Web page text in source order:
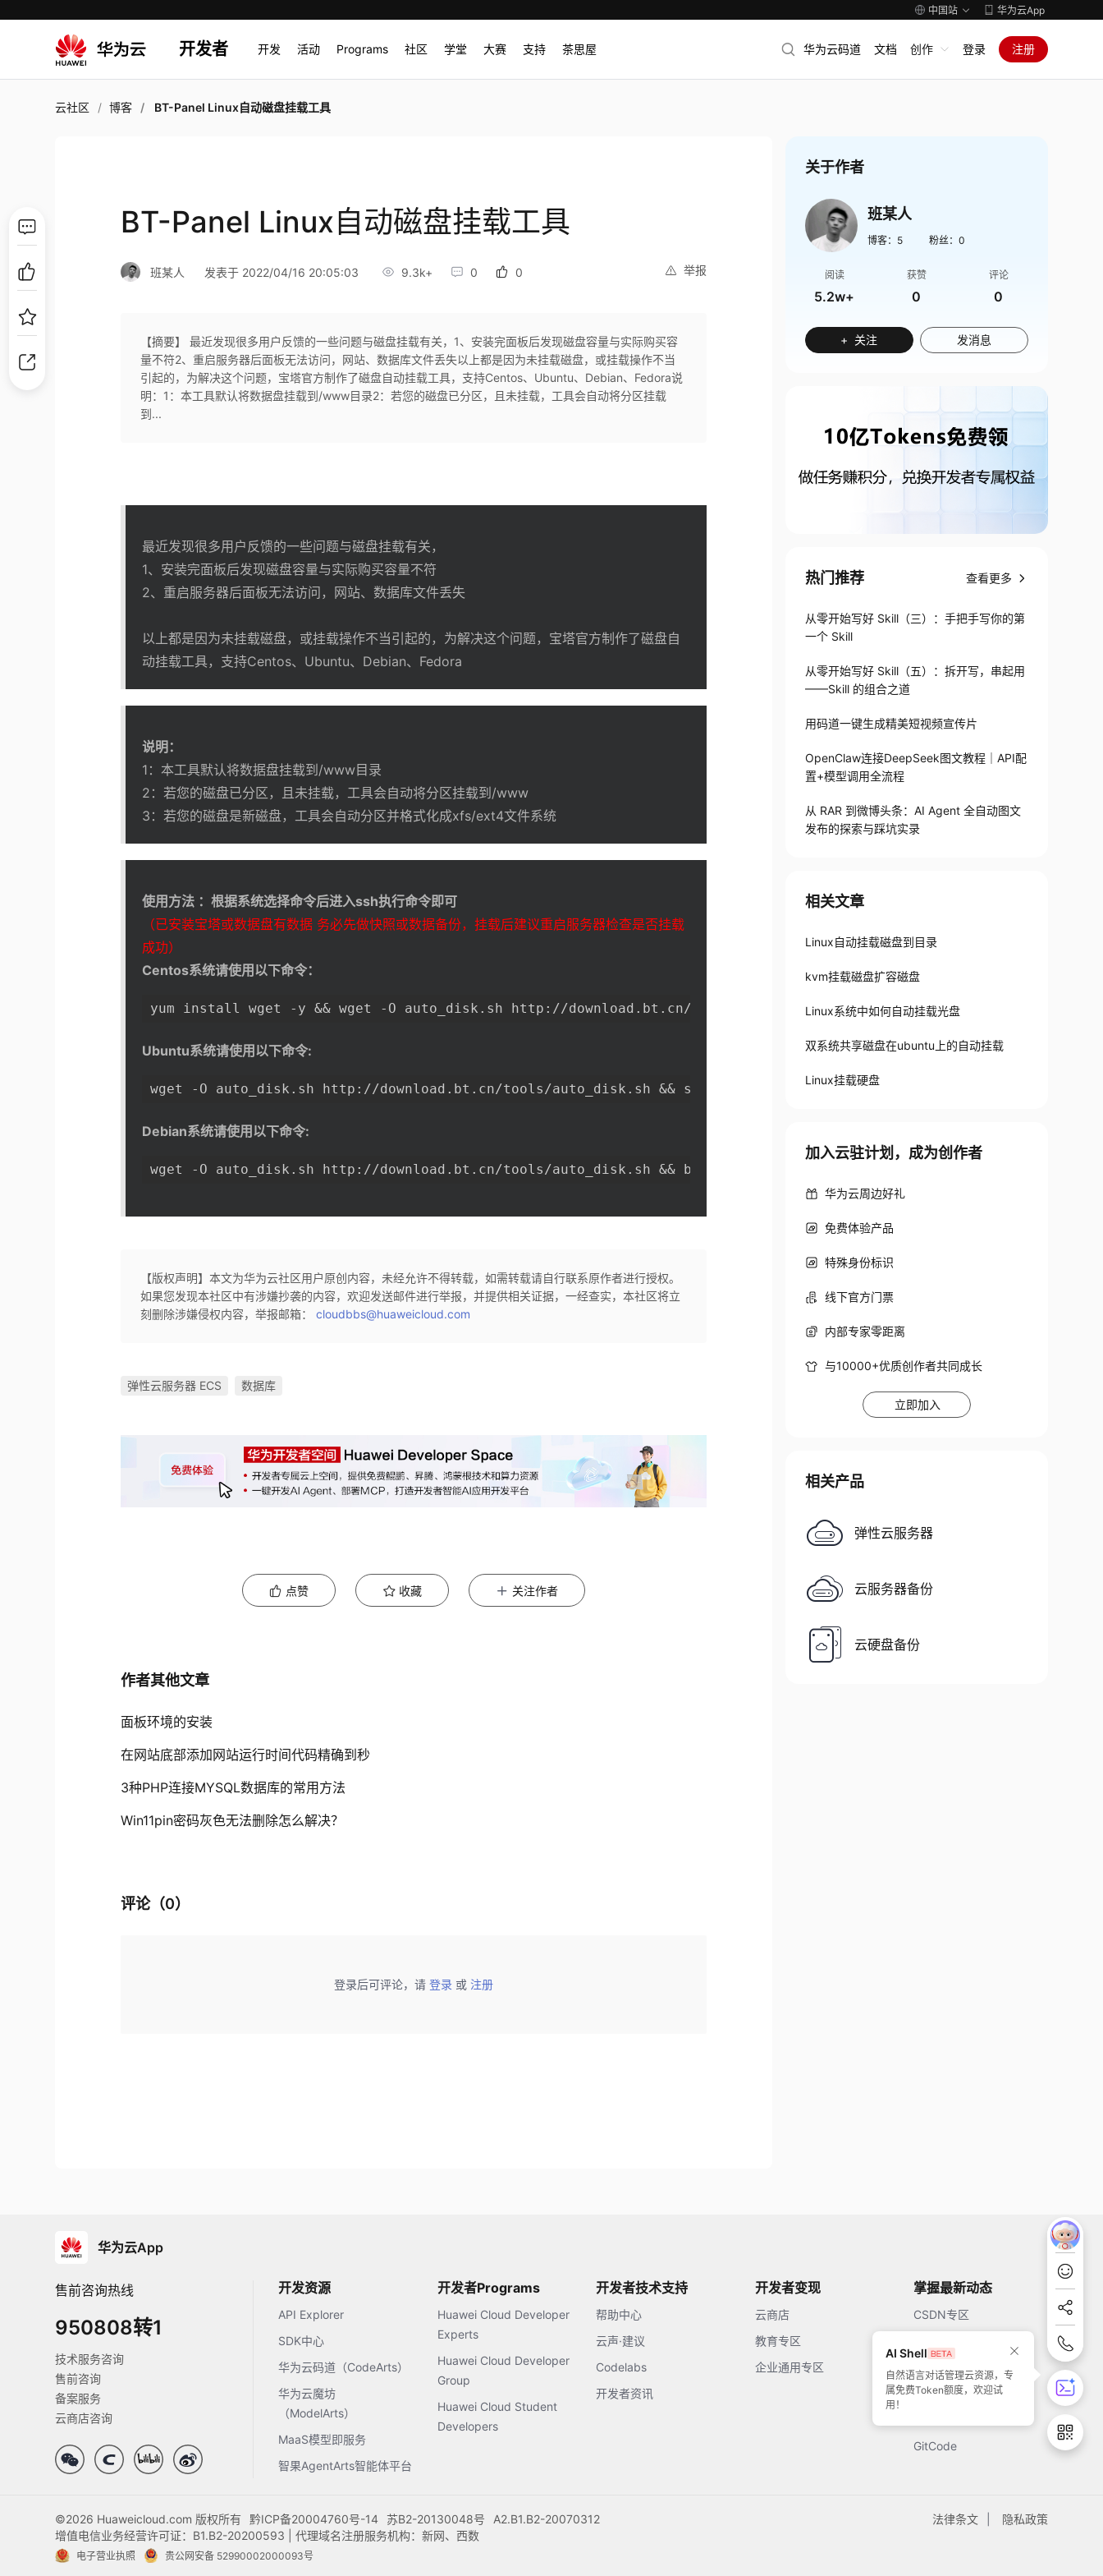
中国站 华为云App
开发者 开发 活动 Programs 社区 学堂 大赛 支持 茶思屋 华为云码道 文档 创作 登录 注册
云社区 博客 BT-Panel Linux自动磁盘挂载工具
BT-Panel Linux自动磁盘挂载工具
举报
班某人 发表于 2022/04/16 20:05:03 9.3k+ 0 0
【摘要】 最近发现很多用户反馈的一些问题与磁盘挂载有关，1、安装完面板后发现磁盘容量与实际购买容
量不符2、重启服务器后面板无法访问，网站、数据库文件丢失以上都是因为未挂载磁盘，或挂载操作不当
引起的，为解决这个问题，宝塔官方制作了磁盘自动挂载工具，支持Centos、Ubuntu、Debian、Fedora说
明：1：本工具默认将数据盘挂载到/www目录2：若您的磁盘已分区，且未挂载，工具会自动将分区挂载
到...
最近发现很多用户反馈的一些问题与磁盘挂载有关，
1、安装完面板后发现磁盘容量与实际购买容量不符
2、重启服务器后面板无法访问，网站、数据库文件丢失
以上都是因为未挂载磁盘，或挂载操作不当引起的，为解决这个问题，宝塔官方制作了磁盘自
动挂载工具，支持Centos、Ubuntu、Debian、Fedora
说明：
1：本工具默认将数据盘挂载到/www目录
2：若您的磁盘已分区，且未挂载，工具会自动将分区挂载到/www
3：若您的磁盘是新磁盘，工具会自动分区并格式化成xfs/ext4文件系统
使用方法 ：根据系统选择命令后进入ssh执行命令即可
（已安装宝塔或数据盘有数据 务必先做快照或数据备份，挂载后建议重启服务器检查是否挂载
成功）
Centos系统请使用以下命令：
yum install wget -y && wget -O auto_disk.sh http://download.bt.cn/tools/auto_disk.sh && bash auto_disk.sh
Ubuntu系统请使用以下命令:
wget -O auto_disk.sh http://download.bt.cn/tools/auto_disk.sh && sudo bash auto_disk.sh
Debian系统请使用以下命令:
wget -O auto_disk.sh http://download.bt.cn/tools/auto_disk.sh && bash auto_disk.sh
【版权声明】本文为华为云社区用户原创内容，未经允许不得转载，如需转载请自行联系原作者进行授权。
如果您发现本社区中有涉嫌抄袭的内容，欢迎发送邮件进行举报，并提供相关证据，一经查实，本社区将立
刻删除涉嫌侵权内容，举报邮箱：cloudbbs@huaweicloud.com
弹性云服务器 ECS 数据库
点赞 收藏 关注作者
作者其他文章
面板环境的安装
在网站底部添加网站运行时间代码精确到秒
3种PHP连接MYSQL数据库的常用方法
Win11pin密码灰色无法删除怎么解决？
评论（0）
登录后可评论，请 登录 或 注册
关于作者
班某人
博客： 5 粉丝： 0
阅读
5.2w+
获赞
0
评论
0
+ 关注 发消息
热门推荐 查看更多
从零开始写好 Skill（三）：手把手写你的第
一个 Skill
从零开始写好 Skill（五）：拆开写，串起用
——Skill 的组合之道
用码道一键生成精美短视频宣传片
OpenClaw连接DeepSeek图文教程｜API配
置+模型调用全流程
从 RAR 到微博头条：AI Agent 全自动图文
发布的探索与踩坑实录
相关文章
Linux自动挂载磁盘到目录
kvm挂载磁盘扩容磁盘
Linux系统中如何自动挂载光盘
双系统共享磁盘在ubuntu上的自动挂载
Linux挂载硬盘
加入云驻计划，成为创作者
华为云周边好礼
免费体验产品
特殊身份标识
线下官方门票
内部专家零距离
与10000+优质创作者共同成长
立即加入
相关产品
弹性云服务器
云服务器备份
云硬盘备份
AI Shell
自然语言对话管理云资源，专
属免费Token额度，欢迎试
用！
华为云App
售前咨询热线
950808转1
技术服务咨询
售前咨询
备案服务
云商店咨询
开发资源
API Explorer
SDK中心
华为云码道（CodeArts）
华为云魔坊
（ModelArts）
MaaS模型即服务
智果AgentArts智能体平台
开发者Programs
Huawei Cloud Developer
Experts
Huawei Cloud Developer
Group
Huawei Cloud Student
Developers
开发者技术支持
帮助中心
云声·建议
Codelabs
开发者资讯
开发者变现
云商店
教育专区
企业通用专区
掌握最新动态
CSDN专区
开源中国
51CTO
GitCode
法律条文 隐私政策
©2026 Huaweicloud.com 版权所有 黔ICP备20004760号-14 苏B2-20130048号
A2.B1.B2-20070312
增值电信业务经营许可证：B1.B2-20200593 | 代理域名注册服务机构：新网、西数
电子营业执照 贵公网安备 52990002000093号